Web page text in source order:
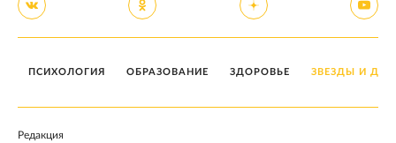
ПСИХОЛОГИЯ ОБРАЗОВАНИЕ ЗДОРОВЬЕ ЗВЕЗДЫ И
Редакция